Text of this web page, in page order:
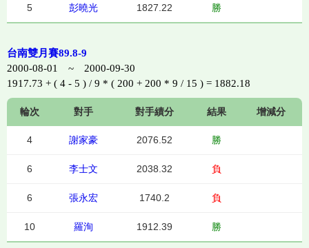
5 彭曉光 1827.22 勝
台南雙月賽89.8-9
2000-08-01 ~ 2000-09-30
1917.73 + ( 4 - 5 ) / 9 * ( 200 + 200 * 9 / 15 ) = 1882.18
輪次 對手 對手績分 結果 增減分
4 謝家豪 2076.52 勝
6 李士文 2038.32 負
6 張永宏 1740.2 負
10 羅洵 1912.39 勝